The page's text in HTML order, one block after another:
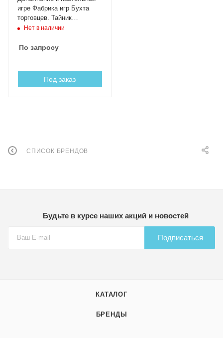
игре Фабрика игр Бухта
торговцев. Тайник
разбойников
Нет в наличии
По запросу
Под заказ
СПИСОК БРЕНДОВ
Будьте в курсе наших акций и новостей
Подписаться
КАТАЛОГ
БРЕНДЫ